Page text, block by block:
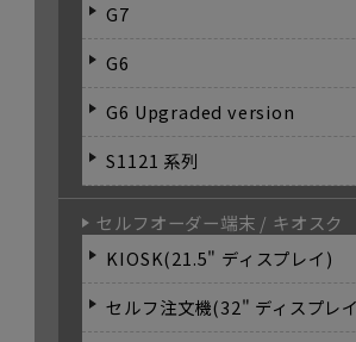
G7
G6
G6 Upgraded version
S1121 系列
セルフオーダー端末 / キオスク
KIOSK(21.5" ディスプレイ)
セルフ注文機(32" ディスプレ